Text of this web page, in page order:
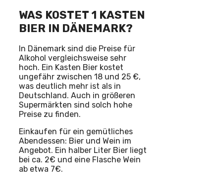
WAS KOSTET 1 KASTEN
BIER IN DÄNEMARK?
In Dänemark sind die Preise für
Alkohol vergleichsweise sehr
hoch. Ein Kasten Bier kostet
ungefähr zwischen 18 und 25 €,
was deutlich mehr ist als in
Deutschland. Auch in größeren
Supermärkten sind solch hohe
Preise zu finden.
Einkaufen für ein gemütliches
Abendessen: Bier und Wein im
Angebot. Ein halber Liter Bier liegt
bei ca. 2€ und eine Flasche Wein
ab etwa 7€.